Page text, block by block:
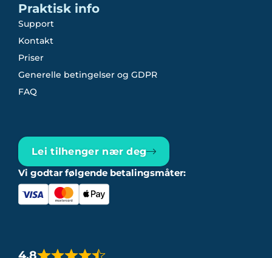
Praktisk info
Support
Kontakt
Priser
Generelle betingelser og GDPR
FAQ
Lei tilhenger nær deg
Vi godtar følgende betalingsmåter: